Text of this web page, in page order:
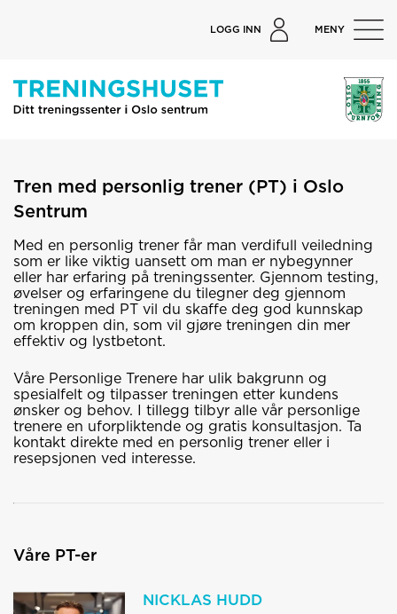
LOGG INN MENY
Tren med personlig trener (PT) i Oslo
Sentrum
Med en personlig trener får man verdifull veiledning
som er like viktig uansett om man er nybegynner
eller har erfaring på treningssenter. Gjennom testing,
øvelser og erfaringene du tilegner deg gjennom
treningen med PT vil du skaffe deg god kunnskap
om kroppen din, som vil gjøre treningen din mer
effektiv og lystbetont.
Våre Personlige Trenere har ulik bakgrunn og
spesialfelt og tilpasser treningen etter kundens
ønsker og behov. I tillegg tilbyr alle vår personlige
trenere en uforpliktende og gratis konsultasjon. Ta
kontakt direkte med en personlig trener eller i
resepsjonen ved interesse.
Våre PT-er
NICKLAS HUDD